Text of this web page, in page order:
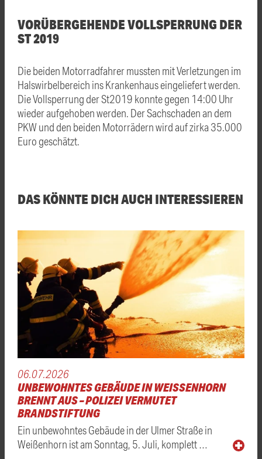
VORÜBERGEHENDE VOLLSPERRUNG DER
ST 2019
Die beiden Motorradfahrer mussten mit Verletzungen im
Halswirbelbereich ins Krankenhaus eingeliefert werden.
Die Vollsperrung der St2019 konnte gegen 14:00 Uhr
wieder aufgehoben werden. Der Sachschaden an dem
PKW und den beiden Motorrädern wird auf zirka 35.000
Euro geschätzt.
DAS KÖNNTE DICH AUCH INTERESSIEREN
06.07.2026
UNBEWOHNTES GEBÄUDE IN WEISSENHORN B
RENNT AUS – POLIZEI VERMUTET B
RANDSTIFTUNG
Ein unbewohntes Gebäude in der Ulmer Straße in
Weißenhorn ist am Sonntag, 5. Juli, komplett …